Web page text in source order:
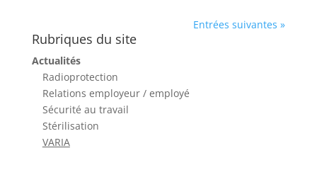
Entrées suivantes »
Rubriques du site
Actualités
Radioprotection
Relations employeur / employé
Sécurité au travail
Stérilisation
VARIA